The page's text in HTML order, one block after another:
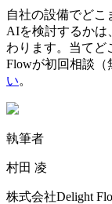
自社の設備でどこ
AIを検討するかは
わります。当てど
Flowが初回相談（
い。
執筆者
村田 凌
株式会社Delight